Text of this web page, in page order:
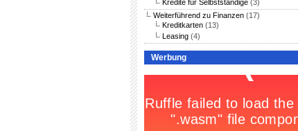
Kredite für Selbstständige (3)
Weiterführend zu Finanzen (17)
Kreditkarten (13)
Leasing (4)
Werbung